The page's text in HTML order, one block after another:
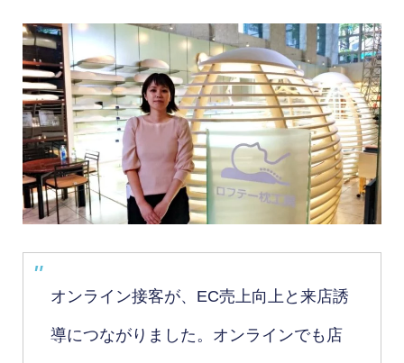
オンライン接客が、EC売上向上と来店誘
導につながりました。オンラインでも店